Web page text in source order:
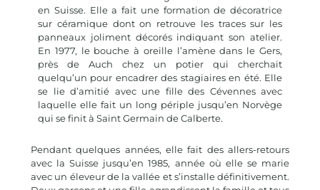
en Suisse. Elle a fait une formation de décoratrice
sur céramique dont on retrouve les traces sur les
panneaux joliment décorés indiquant son atelier.
En 1977, le bouche à oreille l’amène dans le Gers,
près de Auch chez un potier qui cherchait
quelqu’un pour encadrer des stagiaires en été. Elle
se lie d’amitié avec une fille des Cévennes avec
laquelle elle fait un long périple jusqu’en Norvège
qui se finit à Saint Germain de Calberte.
Pendant quelques années, elle fait des allers-retours
avec la Suisse jusqu’en 1985, année où elle se marie
avec un éleveur de la vallée et s’installe définitivement.